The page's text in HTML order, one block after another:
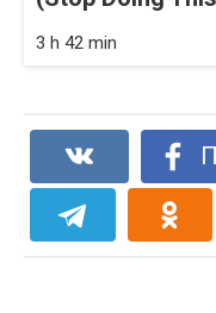
3 h 42 min